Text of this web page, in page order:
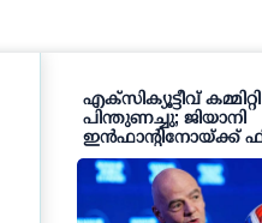
എക്സിക്യൂട്ടീവ് കമ്മിറ്റി
പിന്തുണച്ചു; ജിയാനി
ഇന്‍ഫാന്റിനോയ്ക്ക് ഫിഫ
പ്രസിഡന്റ് സ്ഥാനത്ത്
തുടരാം